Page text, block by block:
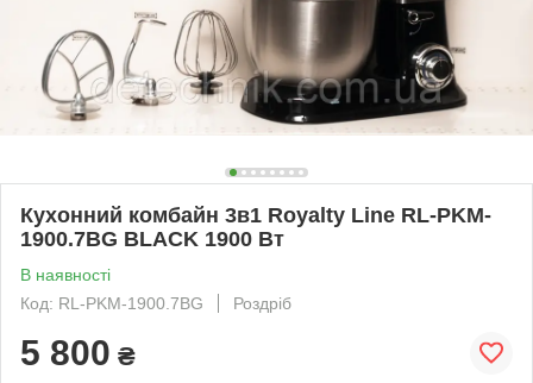
Кухонний комбайн 3в1 Royalty Line RL-PKM-
1900.7BG BLACK 1900 Вт
В наявності
Код: RL-PKM-1900.7BG
Роздріб
5 800 ₴